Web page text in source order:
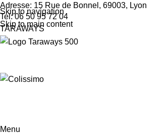
Skip to navigation
Skip to main content
Adresse: 15 Rue de Bonnel, 69003, Lyon
Tel: 06 50 95 72 04
TARAWAYS
Menu